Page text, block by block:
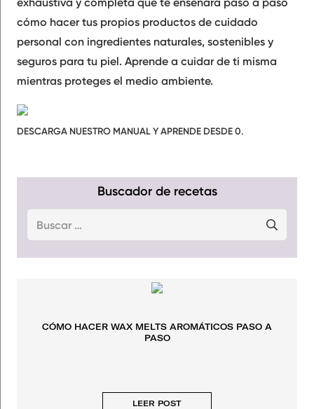
cómo hacer tus propios productos de cuidado
personal con ingredientes naturales, sostenibles y
seguros para tu piel. Aprende a cuidar de ti misma
mientras proteges el medio ambiente.
DESCARGA NUESTRO MANUAL Y APRENDE DESDE 0.
Buscador de recetas
Buscar:
CÓMO HACER WAX MELTS AROMÁTICOS PASO A
PASO
LEER POST